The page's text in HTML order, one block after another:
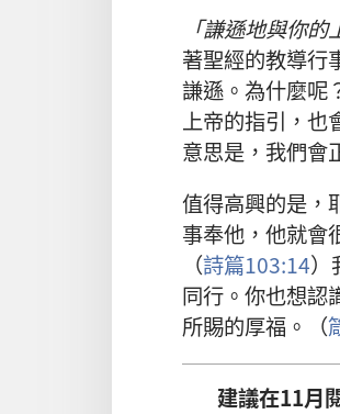
「謙遜地與你的
著聖經的教導行
謙遜 。 為什麼呢
上帝的指引 ， 也
意思是 ， 我們會
值得高興的是 ，
事奉他 ， 他就會
（詩篇103:14）
同行 。 你也想認
所賜的厚福 。（
建議在11月